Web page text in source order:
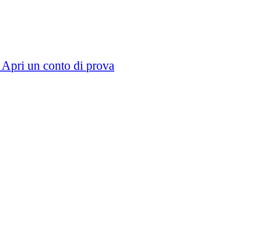
Apri un conto di prova